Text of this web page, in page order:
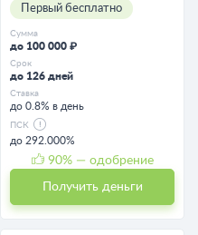
Первый бесплатно
Сумма
до 100 000 ₽
Срок
до 126 дней
Ставка
до 0.8% в день
ПСК
до 292.000%
90% — одобрение
Получить деньги